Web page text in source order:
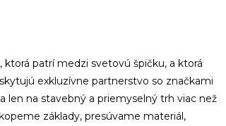
patrí medzi svetovú špičku, a ktorá
exkluzívne partnerstvo so značkami
len na stavebný a priemyselný trh viac než
základy, presúvame materiál,